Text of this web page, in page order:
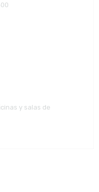
y salas de